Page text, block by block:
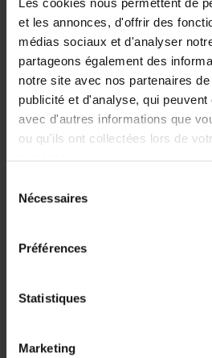
et les annonces, d'offrir des
médias sociaux et d'analyser
partageons également des
notre site avec nos partenaires
publicité et d'analyse, qui
avec d'autres informations que
ou qu'ils ont collectées lors de
services.
Nécessaires
Préférences
Statistiques
Marketing
Livraison gratuite
En magasin Technicien de santé
En France à domicile à partir de 99€
d'achats
Expédition
rachidien.
L’embase transparente de l’aiguille